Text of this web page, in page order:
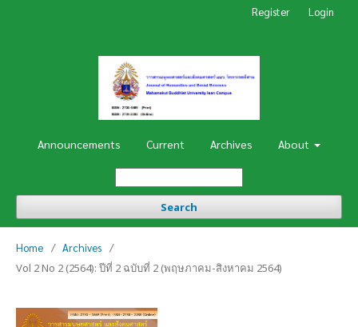
Announcements Current Archives About
Search
Register Login
Home / Archives /
Vol 2 No 2 (2564): ปีที่ 2 ฉบับที่ 2 (พฤษภาคม-สิงหาคม 2564)